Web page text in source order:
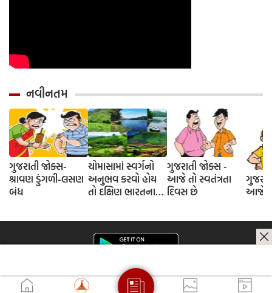
નવીનતમ
ગુજરાતી જોક્સ-
શ્રાવણ ડુંગળી-લસણ
બંધ
ચોમાસામાં સ્વર્ગનો
અનુભવ કરવો હોય
તો દક્ષિણ ભારતના
મુલાકાત લો
ગુજરાતી જોક્સ -
આજે તો સ્વતંત્રતા
દિવસ છે
આજે